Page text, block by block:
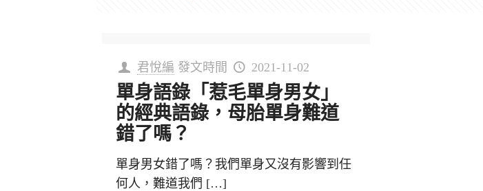
君悅編 發文時間 2021-11-02
單身語錄「惹毛單身男女」
的經典語錄，母胎單身難道
錯了嗎？
單身男女錯了嗎？我們單身又沒有影響到任
何人，難道我們 […]